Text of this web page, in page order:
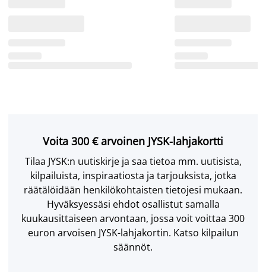
Voita 300 € arvoinen JYSK-lahjakortti
Tilaa JYSK:n uutiskirje ja saa tietoa mm. uutisista,
kilpailuista, inspiraatiosta ja tarjouksista, jotka
räätälöidään henkilökohtaisten tietojesi mukaan.
Hyväksyessäsi ehdot osallistut samalla
kuukausittaiseen arvontaan, jossa voit voittaa 300
euron arvoisen JYSK-lahjakortin. Katso kilpailun
säännöt.